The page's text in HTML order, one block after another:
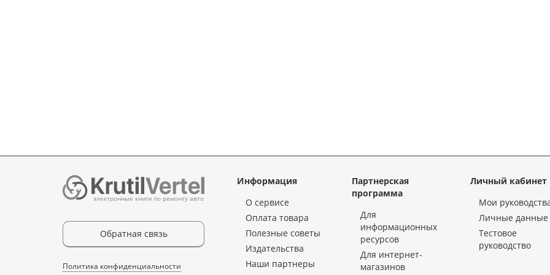
электронные книги по ремонту авто
Обратная связь
Политика конфиденциальности
Информация
О сервисе
Оплата товара
Полезные советы
Издательства
Наши партнеры
Партнерская
программа
Для
информационных
ресурсов
Для интернет-
магазинов
Личный кабинет
Мои
Личные данные
Тестовое
руководство